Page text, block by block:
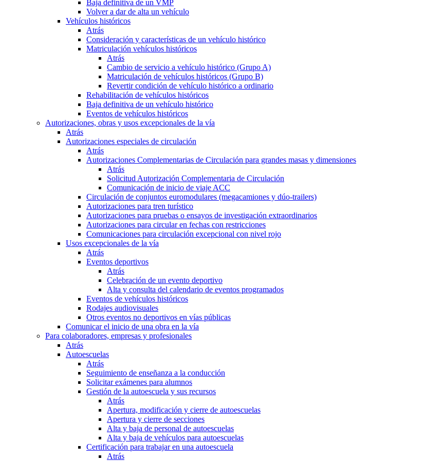
Baja definitiva de un VMP
Volver a dar de alta un vehículo
Vehículos históricos
Atrás
Consideración y características de un vehículo histórico
Matriculación vehículos históricos
Atrás
Cambio de servicio a vehículo histórico (Grupo A)
Matriculación de vehículos históricos (Grupo B)
Revertir condición de vehículo histórico a ordinario
Rehabilitación de vehículos históricos
Baja definitiva de un vehículo histórico
Eventos de vehículos históricos
Autorizaciones, obras y usos excepcionales de la vía
Atrás
Autorizaciones especiales de circulación
Atrás
Autorizaciones Complementarias de Circulación para grandes masas y dimensiones
Atrás
Solicitud Autorización Complementaria de Circulación
Comunicación de inicio de viaje ACC
Circulación de conjuntos euromodulares (megacamiones y dúo-trailers)
Autorizaciones para tren turístico
Autorizaciones para pruebas o ensayos de investigación extraordinarios
Autorizaciones para circular en fechas con restricciones
Comunicaciones para circulación excepcional con nivel rojo
Usos excepcionales de la vía
Atrás
Eventos deportivos
Atrás
Celebración de un evento deportivo
Alta y consulta del calendario de eventos programados
Eventos de vehículos históricos
Rodajes audiovisuales
Otros eventos no deportivos en vías públicas
Comunicar el inicio de una obra en la vía
Para colaboradores, empresas y profesionales
Atrás
Autoescuelas
Atrás
Seguimiento de enseñanza a la conducción
Solicitar exámenes para alumnos
Gestión de la autoescuela y sus recursos
Atrás
Apertura, modificación y cierre de autoescuelas
Apertura y cierre de secciones
Alta y baja de personal de autoescuelas
Alta y baja de vehículos para autoescuelas
Certificación para trabajar en una autoescuela
Atrás